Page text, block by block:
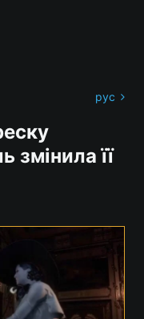
рус
змінила її